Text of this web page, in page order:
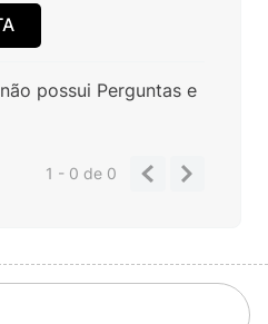
possui Perguntas e
1 - 0de 0